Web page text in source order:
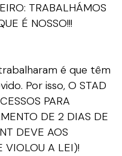
TRABALHÁMOS
É NOSSO!!!
é que têm
Por isso, O STAD
PARA
DE 2 DIAS DE
DEVE AOS
VIOLOU A LEI)!